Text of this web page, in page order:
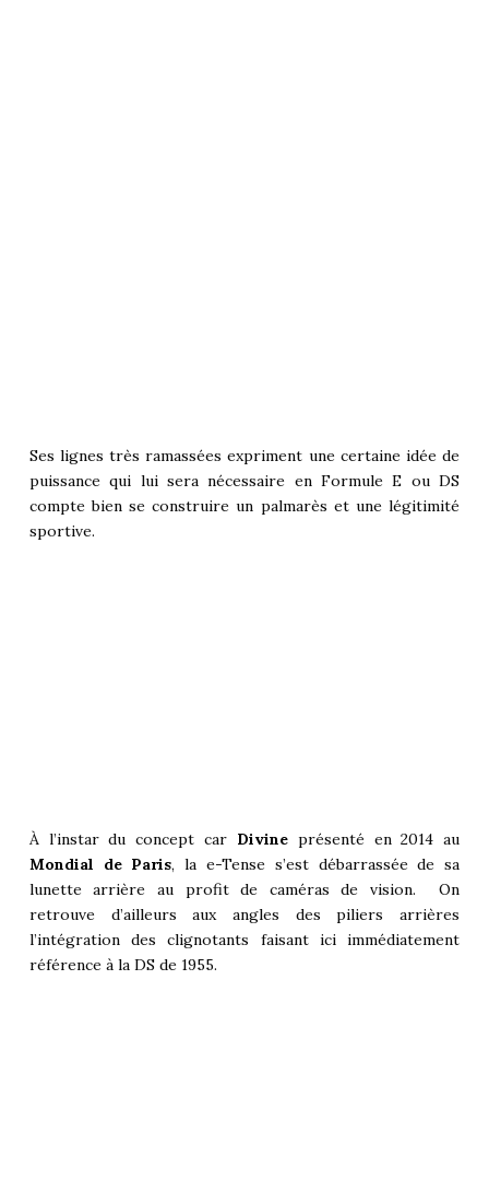
Ses lignes très ramassées expriment une certaine idée de
puissance qui lui sera nécessaire en Formule E ou DS
compte bien se construire un palmarès et une légitimité
sportive.
À l’instar du concept car Divineprésenté en 2014 au
Mondial de Paris, la e-Tense s’est débarrassée de sa
lunette arrière au profit de caméras de vision. On
retrouve d’ailleurs aux angles des piliers arrières
l’intégration des clignotants faisant ici immédiatement
référence à la DS de 1955.